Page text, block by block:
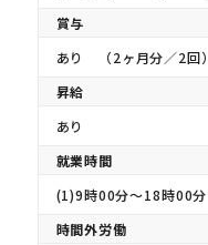
賞与
あり （2ヶ月分／2回）
昇給
あり
就業時間
(1)9時00分〜18時00分
時間外労働